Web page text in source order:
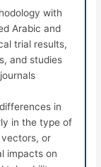
with
Arabic and
trial results,
and studies
in
in the type of
or
impacts on